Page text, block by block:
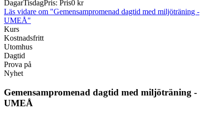
DagarTisdagPris: Pris0 kr
Läs vidare om "Gemensampromenad dagtid med miljöträning -
UMEÅ"
Kurs
Kostnadsfritt
Utomhus
Dagtid
Prova på
Nyhet
Gemensampromenad dagtid med miljöträning -
UMEÅ